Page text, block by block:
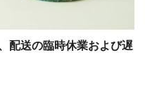
配送の臨時休業および遅